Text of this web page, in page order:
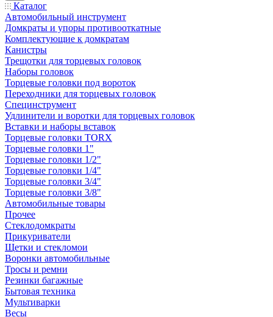
Каталог
Автомобильный инструмент
Домкраты и упоры противооткатные
Комплектующие к домкратам
Канистры
Трещотки для торцевых головок
Наборы головок
Торцевые головки под вороток
Переходники для торцевых головок
Специнструмент
Удлинители и воротки для торцевых головок
Вставки и наборы вставок
Торцевые головки TORX
Торцевые головки 1"
Торцевые головки 1/2"
Торцевые головки 1/4"
Торцевые головки 3/4"
Торцевые головки 3/8"
Автомобильные товары
Прочее
Стеклодомкраты
Прикуриватели
Щетки и стекломои
Воронки автомобильные
Тросы и ремни
Резинки багажные
Бытовая техника
Мультиварки
Весы